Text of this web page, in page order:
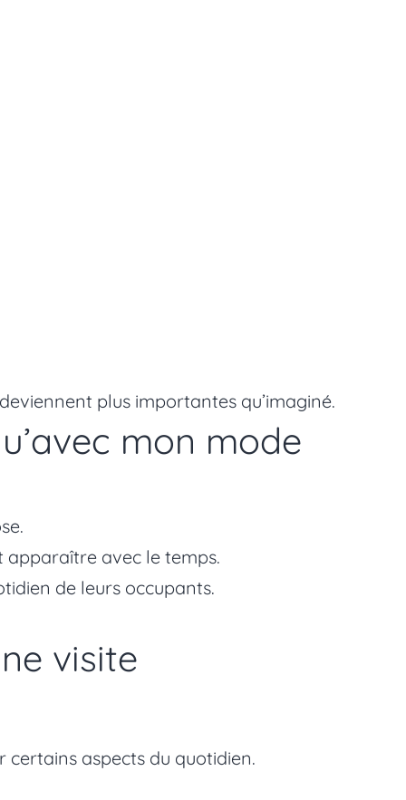
plus importantes qu’imaginé.
mon mode
apparaître avec le temps.
de leurs occupants.
visite
certains aspects du quotidien.